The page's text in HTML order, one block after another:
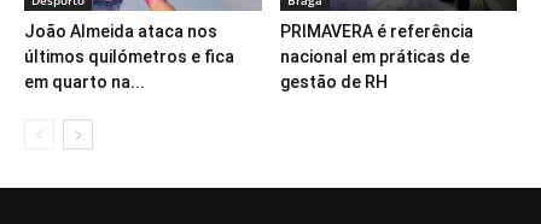
João Almeida ataca nos
últimos quilómetros e fica
em quarto na...
PRIMAVERA é referência
nacional em práticas de
gestão de RH